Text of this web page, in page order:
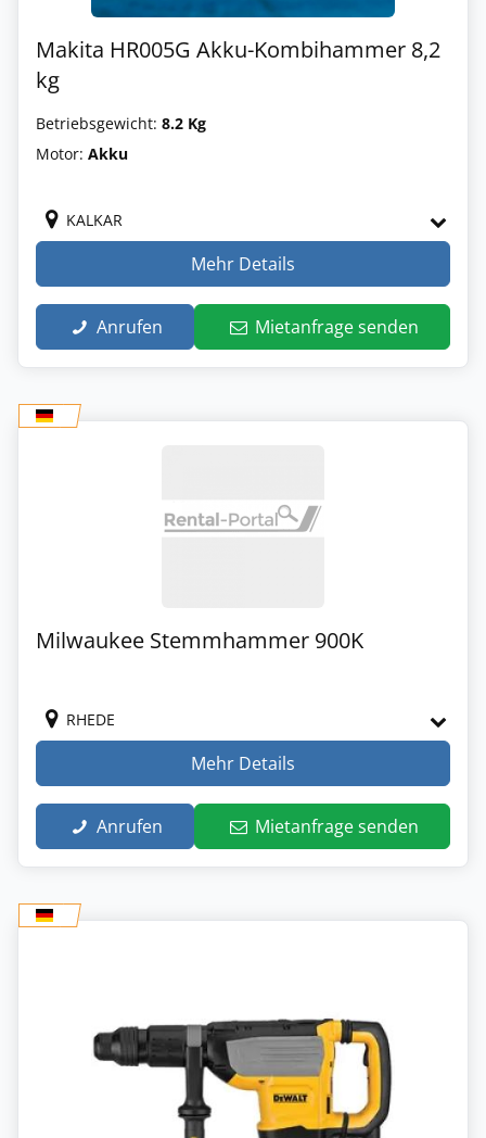
Makita HR005G Akku-Kombihammer 8,2
kg
Betriebsgewicht: 8.2 Kg
Motor: Akku
KALKAR
Mehr Details
Anrufen Mietanfrage senden
Milwaukee Stemmhammer 900K
RHEDE
Mehr Details
Anrufen Mietanfrage senden